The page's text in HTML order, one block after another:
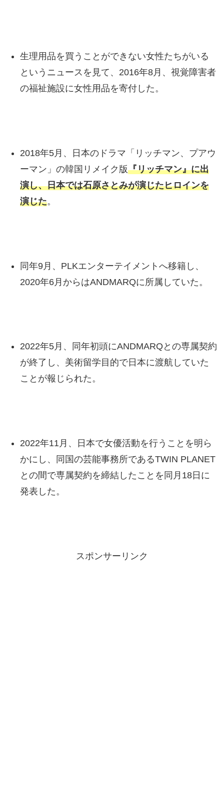
生理用品を買うことができない女性たちがいる
というニュースを見て、2016年8月、視覚障害者
の福祉施設に女性用品を寄付した。
2018年5月、日本のドラマ「リッチマン、プアウ
ーマン」の韓国リメイク版『リッチマン』に出
演し、日本では石原さとみが演じたヒロインを
演じた。
同年9月、PLKエンターテイメントへ移籍し、
2020年6月からはANDMARQに所属していた。
2022年5月、同年初頭にANDMARQとの専属契約
が終了し、美術留学目的で日本に渡航していた
ことが報じられた。
2022年11月、日本で女優活動を行うことを明ら
かにし、同国の芸能事務所であるTWIN PLANET
との間で専属契約を締結したことを同月18日に
発表した。
スポンサーリンク